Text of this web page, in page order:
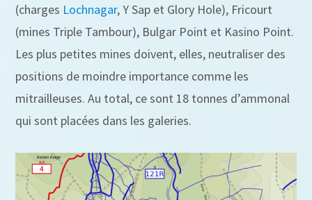
(charges Lochnagar, Y Sap et Glory Hole), Fricourt
(mines Triple Tambour), Bulgar Point et Kasino Point.
Les plus petites mines doivent, elles, neutraliser des
positions de moindre importance comme les
mitrailleuses. Au total, ce sont 18 tonnes d’ammonal
qui sont placées dans les galeries.